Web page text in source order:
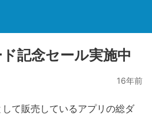
記念セール実施中
16年前
して販売しているアプリの総ダ